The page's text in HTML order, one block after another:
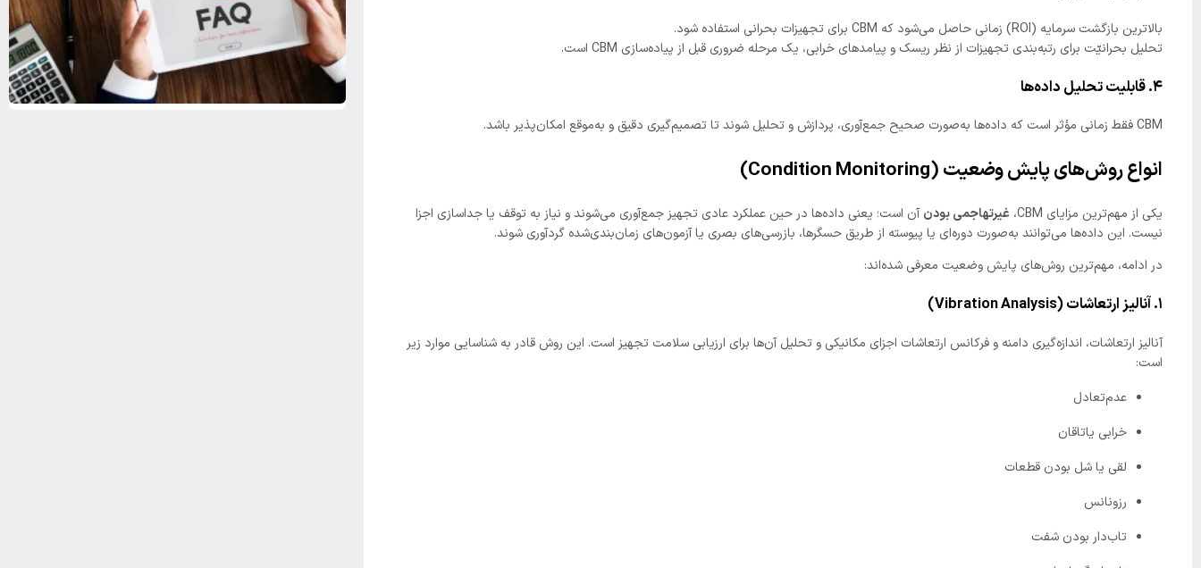
بالاترین بازگشت سرمایه (ROI) زمانی حاصل می‌شود که CBM برای تجهیزات بحرانی استفاده شود.
تحلیل بحرانیّت برای رتبه‌بندی تجهیزات از نظر ریسک و پیامدهای خرابی، یک مرحله ضروری قبل از پیاده‌سازی CBM است.
۴. قابلیت تحلیل داده‌ها
CBM فقط زمانی مؤثر است که داده‌ها به‌صورت صحیح جمع‌آوری، پردازش و تحلیل شوند تا تصمیم‌گیری دقیق و به‌موقع امکان‌پذیر باشد.
انواع روش‌های پایش وضعیت (Condition Monitoring)
یکی از مهم‌ترین مزایای CBM، غیرتهاجمی بودن آن است؛ یعنی داده‌ها در حین عملکرد عادی تجهیز جمع‌آوری می‌شوند و نیاز به توقف یا جداسازی اجزا
نیست. این داده‌ها می‌توانند به‌صورت دوره‌ای یا پیوسته از طریق حسگرها، بازرسی‌های بصری یا آزمون‌های زمان‌بندی‌شده گردآوری شوند.
در ادامه، مهم‌ترین روش‌های پایش وضعیت معرفی شده‌اند:
۱. آنالیز ارتعاشات (Vibration Analysis)
آنالیز ارتعاشات، اندازه‌گیری دامنه و فرکانس ارتعاشات اجزای مکانیکی و تحلیل آن‌ها برای ارزیابی سلامت تجهیز است. این روش قادر به شناسایی موارد زیر
است:
عدم‌تعادل
خرابی یاتاقان
لقی یا شل بودن قطعات
رزونانس
تاب‌دار بودن شفت